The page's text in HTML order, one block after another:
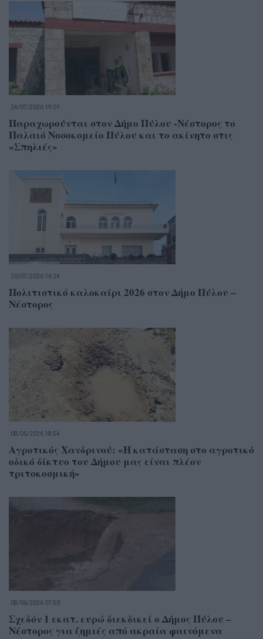
24/07/2026 19:01
Παραχωρούνται στον Δήμο Πύλου -Νέστορος το
Παλαιό Νοσοκομείο Πύλου και το ακίνητο στις
«Σπηλιές»
20/07/2026 16:24
Πολιτιστικό καλοκαίρι 2026 στον Δήμο Πύλου –
Νέστορος
08/06/2026 18:54
Αγροτικός Χανδρινού: «Η κατάσταση στο αγροτικό
οδικό δίκτυο του Δήμου μας είναι πλέον
τριτοκοσμική»
08/06/2026 07:50
Σχεδόν 1 εκατ. ευρώ διεκδικεί ο Δήμος Πύλου –
Νέστορος για ζημιές από ακραία φαινόμενα